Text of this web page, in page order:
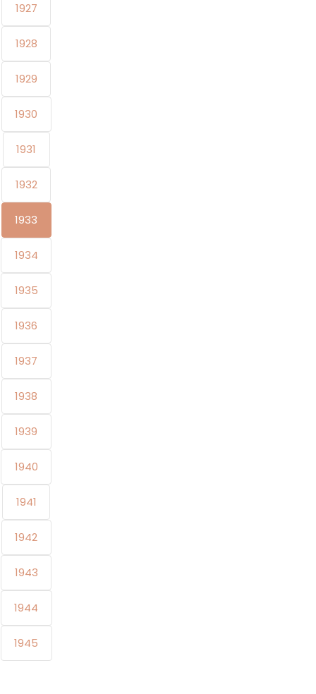
1927
1928
1929
1930
1931
1932
1933
1934
1935
1936
1937
1938
1939
1940
1941
1942
1943
1944
1945